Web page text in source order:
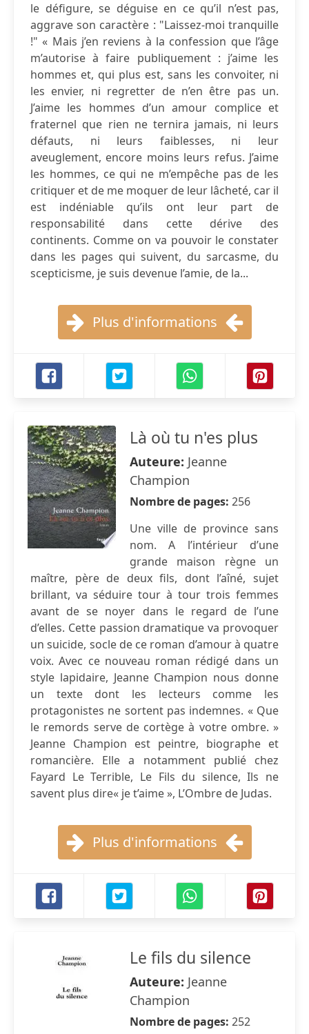
le défigure, se déguise en ce qu’il n’est pas,
aggrave son caractère : "Laissez-moi tranquille
!" « Mais j’en reviens à la confession que l’âge
m’autorise à faire publiquement : j’aime les
hommes et, qui plus est, sans les convoiter, ni
les envier, ni regretter de n’en être pas un.
J’aime les hommes d’un amour complice et
fraternel que rien ne ternira jamais, ni leurs
défauts, ni leurs faiblesses, ni leur
aveuglement, encore moins leurs refus. J’aime
les hommes, ce qui ne m’empêche pas de les
critiquer et de me moquer de leur lâcheté, car il
est indéniable qu’ils ont leur part de
responsabilité dans cette dérive des
continents. Comme on va pouvoir le constater
dans les pages qui suivent, du sarcasme, du
scepticisme, je suis devenue l’amie, de la...
Plus d'informations
Là où tu n'es plus
Auteure: Jeanne
Champion
Nombre de pages: 256
Une ville de province sans
nom. A l’intérieur d’une
grande maison règne un
maître, père de deux fils, dont l’aîné, sujet
brillant, va séduire tour à tour trois femmes
avant de se noyer dans le regard de l’une
d’elles. Cette passion dramatique va provoquer
un suicide, socle de ce roman d’amour à quatre
voix. Avec ce nouveau roman rédigé dans un
style lapidaire, Jeanne Champion nous donne
un texte dont les lecteurs comme les
protagonistes ne sortent pas indemnes. « Que
le remords serve de cortège à votre ombre. »
Jeanne Champion est peintre, biographe et
romancière. Elle a notamment publié chez
Fayard Le Terrible, Le Fils du silence, Ils ne
savent plus dire« je t’aime », L’Ombre de Judas.
Plus d'informations
Le fils du silence
Auteure: Jeanne
Champion
Nombre de pages: 252